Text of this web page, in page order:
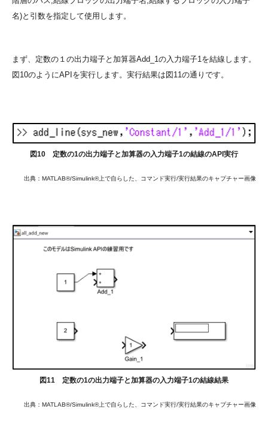
名)と引数を指定して使用します。
まず、定数の１の出力端子と加算器Add_1の入力端子1を結線します。
図10のようにAPIを実行します。実行結果は図11の通りです。
図10 定数の1の出力端子と加算器の入力端子1の結線のAPI実行
出典：MATLAB®/Simulink®上で自らした、コマンド実行/実行結果のキャプチャー画像
図11 定数の1の出力端子と加算器の入力端子1の結線結果
出典：MATLAB®/Simulink®上で自らした、コマンド実行/実行結果のキャプチャー画像